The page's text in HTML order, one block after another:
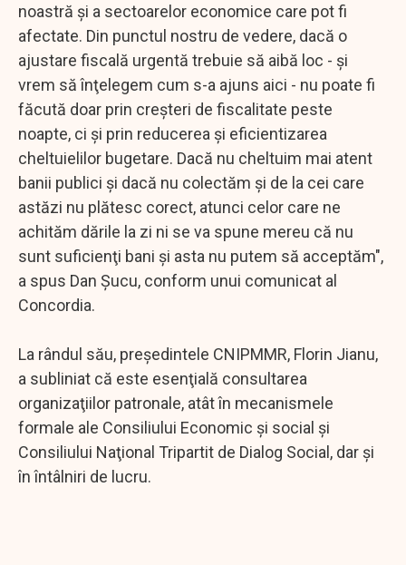
noastră şi a sectoarelor economice care pot fi
afectate. Din punctul nostru de vedere, dacă o
ajustare fiscală urgentă trebuie să aibă loc - şi
vrem să înţelegem cum s-a ajuns aici - nu poate fi
făcută doar prin creşteri de fiscalitate peste
noapte, ci şi prin reducerea şi eficientizarea
cheltuielilor bugetare. Dacă nu cheltuim mai atent
banii publici şi dacă nu colectăm şi de la cei care
astăzi nu plătesc corect, atunci celor care ne
achităm dările la zi ni se va spune mereu că nu
sunt suficienţi bani şi asta nu putem să acceptăm",
a spus Dan Şucu, conform unui comunicat al
Concordia.
La rândul său, preşedintele CNIPMMR, Florin Jianu,
a subliniat că este esenţială consultarea
organizaţiilor patronale, atât în mecanismele
formale ale Consiliului Economic şi social şi
Consiliului Naţional Tripartit de Dialog Social, dar şi
în întâlniri de lucru.